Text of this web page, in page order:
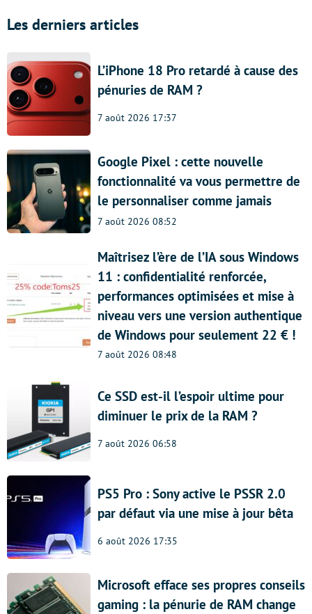
Les derniers articles
L’iPhone 18 Pro retardé à cause des
pénuries de RAM ?
7 août 2026 17:37
Google Pixel : cette nouvelle
fonctionnalité va vous permettre de
le personnaliser comme jamais
7 août 2026 08:52
Maîtrisez l’ère de l’IA sous Windows
11 : confidentialité renforcée,
performances optimisées et mise à
niveau vers une version authentique
de Windows pour seulement 22 € !
7 août 2026 08:48
Ce SSD est-il l’espoir ultime pour
diminuer le prix de la RAM ?
7 août 2026 06:58
PS5 Pro : Sony active le PSSR 2.0
par défaut via une mise à jour bêta
6 août 2026 17:35
Microsoft efface ses propres conseils
gaming : la pénurie de RAM change